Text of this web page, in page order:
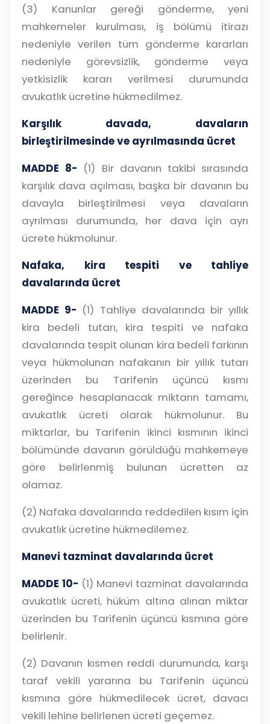
(3) Kanunlar gereği gönderme, yeni
mahkemeler kurulması, iş bölümü itirazı
nedeniyle verilen tüm gönderme kararları
nedeniyle görevsizlik, gönderme veya
yetkisizlik kararı verilmesi durumunda
avukatlık ücretine hükmedilmez.
Karşılık davada, davaların
birleştirilmesinde ve ayrılmasında ücret
MADDE 8- (1) Bir davanın takibi sırasında
karşılık dava açılması, başka bir davanın bu
davayla birleştirilmesi veya davaların
ayrılması durumunda, her dava için ayrı
ücrete hükmolunur.
Nafaka, kira tespiti ve tahliye
davalarında ücret
MADDE 9- (1) Tahliye davalarında bir yıllık
kira bedeli tutarı, kira tespiti ve nafaka
davalarında tespit olunan kira bedeli farkının
veya hükmolunan nafakanın bir yıllık tutarı
üzerinden bu Tarifenin üçüncü kısmı
gereğince hesaplanacak miktarın tamamı,
avukatlık ücreti olarak hükmolunur. Bu
miktarlar, bu Tarifenin ikinci kısmının ikinci
bölümünde davanın görüldüğü mahkemeye
göre belirlenmiş bulunan ücretten az
olamaz.
(2) Nafaka davalarında reddedilen kısım için
avukatlık ücretine hükmedilemez.
Manevi tazminat davalarında ücret
MADDE 10- (1) Manevi tazminat davalarında
avukatlık ücreti, hüküm altına alınan miktar
üzerinden bu Tarifenin üçüncü kısmına göre
belirlenir.
(2) Davanın kısmen reddi durumunda, karşı
taraf vekili yararına bu Tarifenin üçüncü
kısmına göre hükmedilecek ücret, davacı
vekili lehine belirlenen ücreti geçemez.